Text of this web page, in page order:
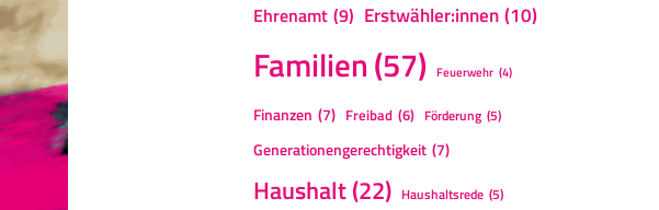
Ehrenamt (9) Erstwähler:innen (10)
Familien(57) Feuerwehr (4)
Finanzen (7) Freibad (6) Förderung (5)
Generationengerechtigkeit (7)
Haushalt(22) Haushaltsrede (5)